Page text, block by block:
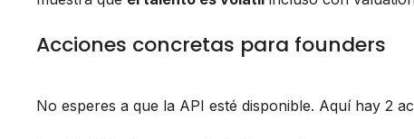
Acciones concretas para founders
No esperes a que la API esté disponible. Aquí hay 2